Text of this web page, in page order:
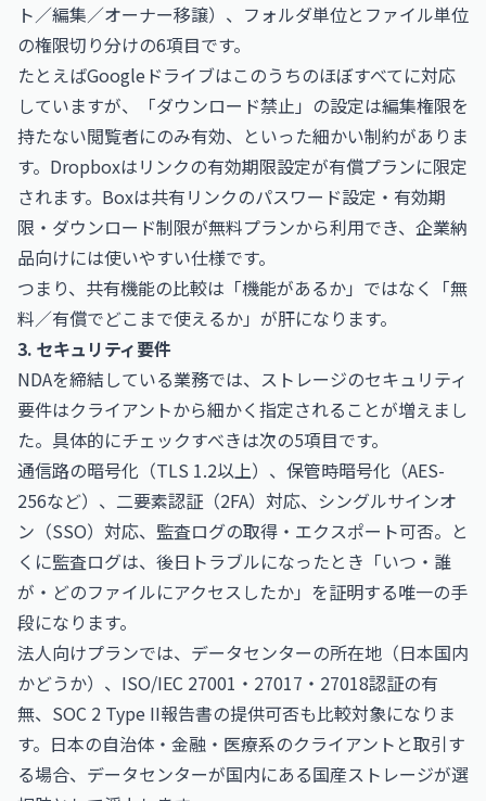
ト／編集／オーナー移譲）、フォルダ単位とファイル単位
の権限切り分けの6項目です。
たとえばGoogleドライブはこのうちのほぼすべてに対応
していますが、「ダウンロード禁止」の設定は編集権限を
持たない閲覧者にのみ有効、といった細かい制約がありま
す。Dropboxはリンクの有効期限設定が有償プランに限定
されます。Boxは共有リンクのパスワード設定・有効期
限・ダウンロード制限が無料プランから利用でき、企業納
品向けには使いやすい仕様です。
つまり、共有機能の比較は「機能があるか」ではなく「無
料／有償でどこまで使えるか」が肝になります。
3. セキュリティ要件
NDAを締結している業務では、ストレージのセキュリティ
要件はクライアントから細かく指定されることが増えまし
た。具体的にチェックすべきは次の5項目です。
通信路の暗号化（TLS 1.2以上）、保管時暗号化（AES-
256など）、二要素認証（2FA）対応、シングルサインオ
ン（SSO）対応、監査ログの取得・エクスポート可否。と
くに監査ログは、後日トラブルになったとき「いつ・誰
が・どのファイルにアクセスしたか」を証明する唯一の手
段になります。
法人向けプランでは、データセンターの所在地（日本国内
かどうか）、ISO/IEC 27001・27017・27018認証の有
無、SOC 2 Type II報告書の提供可否も比較対象になりま
す。日本の自治体・金融・医療系のクライアントと取引す
る場合、データセンターが国内にある国産ストレージが選